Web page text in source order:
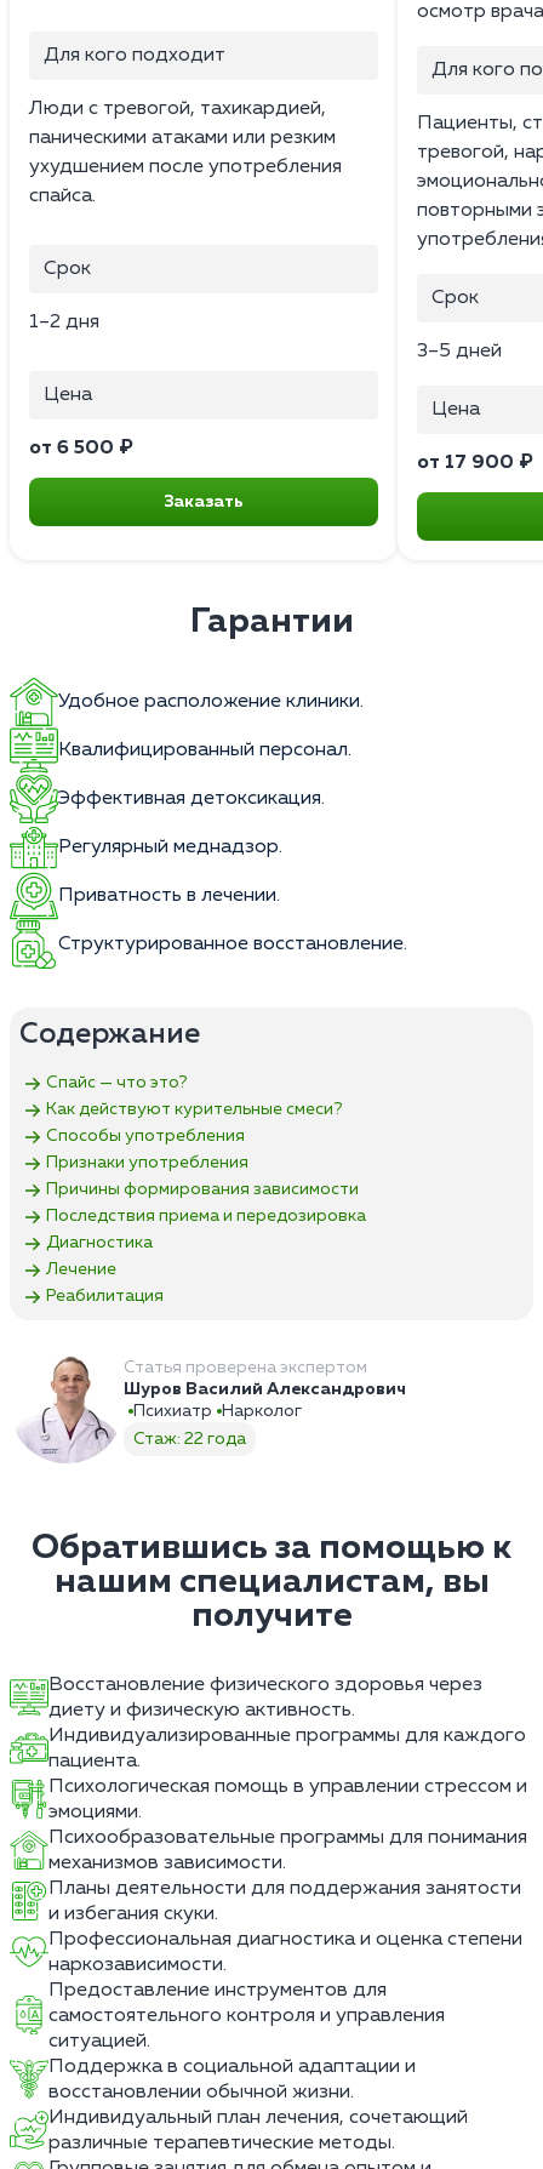
Для кого подходит
Люди с тревогой, тахикардией,
паническими атаками или резким
ухудшением после употребления
спайса.
Срок
1–2 дня
Цена
от 6 500 ₽
Заказать
осмотр
Для кого
Пациенты,
тревогой,
повторными
Срок
3–5 дней
Цена
от 17 900 ₽
Гарантии
Удобное расположение клиники.
Квалифицированный персонал.
Эффективная детоксикация.
Регулярный меднадзор.
Приватность в лечении.
Структурированное восстановление.
Содержание
Спайс — что это?
Как действуют курительные смеси?
Способы употребления
Признаки употребления
Причины формирования зависимости
Последствия приема и передозировка
Диагностика
Лечение
Реабилитация
Статья проверена экспертом
Шуров Василий Александрович
Психиатр
Нарколог
Стаж: 22 года
Обратившись за помощью к
нашим специалистам, вы
получите
Восстановление физического здоровья через
диету и физическую активность.
Индивидуализированные программы для каждого
пациента.
Психологическая помощь в управлении стрессом и
эмоциями.
Психообразовательные программы для понимания
механизмов зависимости.
Планы деятельности для поддержания занятости
и избегания скуки.
Профессиональная диагностика и оценка степени
наркозависимости.
Предоставление инструментов для
самостоятельного контроля и управления
ситуацией.
Поддержка в социальной адаптации и
восстановлении обычной жизни.
Индивидуальный план лечения, сочетающий
различные терапевтические методы.